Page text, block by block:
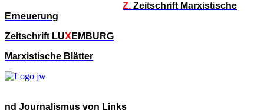
Z. Zeitschrift Marxistische
Erneuerung
Zeitschrift LUX EMBURG
Marxistische Blätter
nd Journalismus von Links